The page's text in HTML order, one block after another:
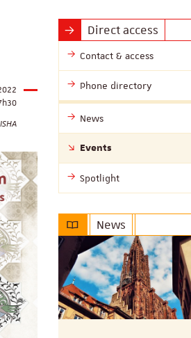
Direct access
Contact & access
Phone directory
News
Events
Spotlight
News